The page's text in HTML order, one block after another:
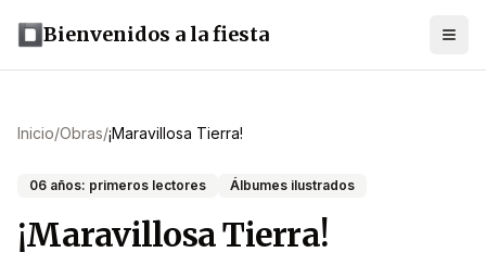
Bienvenidos a la fiesta
Inicio/Obras/¡Maravillosa Tierra!
06 años: primeros lectores Álbumes ilustrados
¡Maravillosa Tierra!